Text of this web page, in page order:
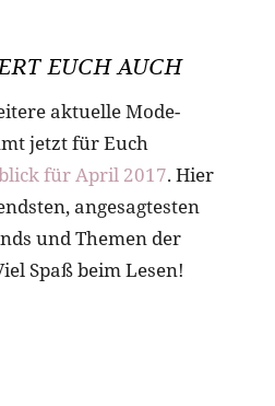
EUCH AUCH
aktuelle Mode-
jetzt für Euch
für April 2017. Hier
angesagtesten
und Themen der
Spaß beim Lesen!